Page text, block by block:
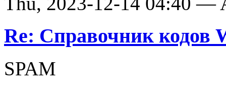
Re: Справочник кодов
SPAM